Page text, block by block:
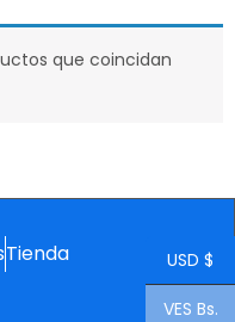
que coincidan
Tienda USD $
VES Bs.